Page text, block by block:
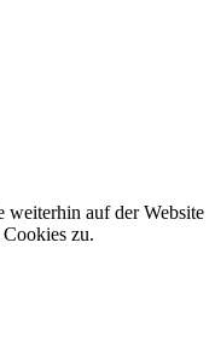
weiterhin auf der Website
zu.